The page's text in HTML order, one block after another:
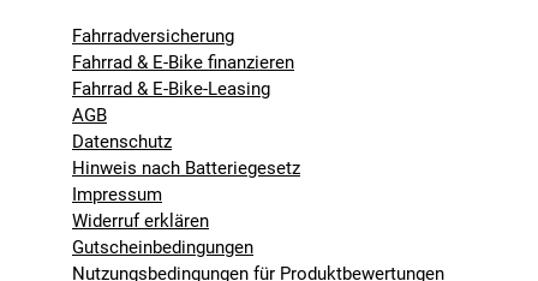
Fahrradversicherung
Fahrrad & E-Bike finanzieren
Fahrrad & E-Bike-Leasing
AGB
Datenschutz
Hinweis nach Batteriegesetz
Impressum
Widerruf erklären
Gutscheinbedingungen
Nutzungsbedingungen für Produktbewertungen